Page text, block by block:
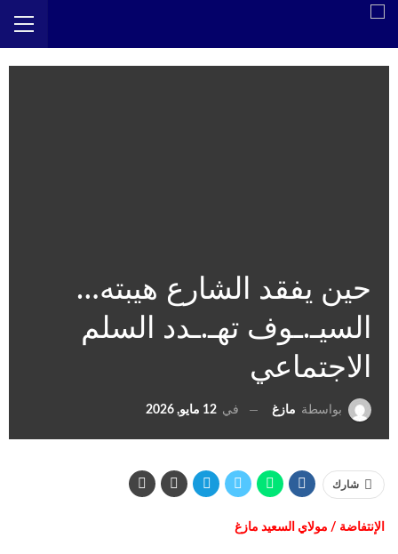
حين يفقد الشارع هيبته…
السيـ.ـوف تهـ.ـدد السلم
الاجتماعي
بواسطة مازغ في 12 مايو, 2026
شارك
الإنتفاضة / مولاي السعيد مازغ